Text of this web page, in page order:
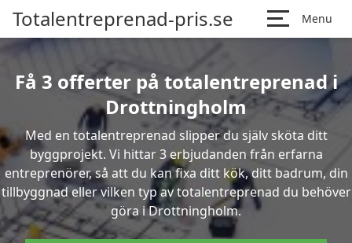
Totalentreprenad-pris.se Menu
Få 3 offerter på totalentreprenad i
Drottningholm
Med en totalentreprenad slipper du själv sköta ditt
byggprojekt. Vi hittar 3 erbjudanden från erfarna
entreprenörer, så att du kan fixa ditt kök, ditt badrum, din
tillbyggnad eller vilken typ av totalentreprenad du behöver
göra i Drottningholm.